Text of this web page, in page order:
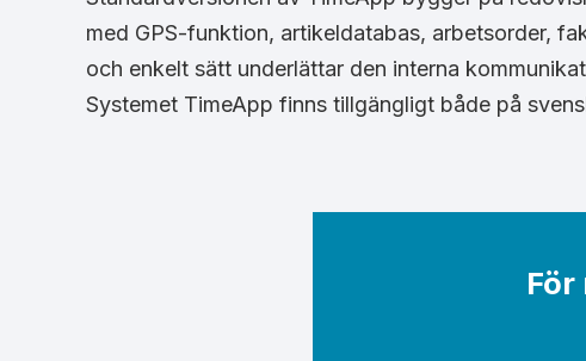
med GPS-funktion, artikeldatabas, arbetsorder,
och enkelt sätt underlättar den interna
Systemet TimeApp finns tillgängligt både på